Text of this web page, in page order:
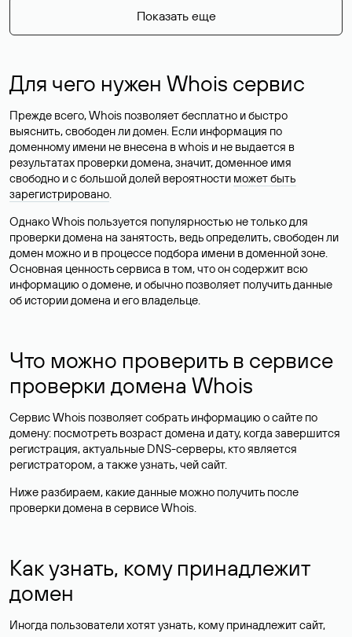
Показать еще
Для чего нужен Whois сервис
Прежде всего, Whois позволяет бесплатно и быстро
выяснить, свободен ли домен. Если информация по
доменному имени не внесена в whois и не выдается в
результатах проверки домена, значит, доменное имя
свободно и с большой долей вероятности может быть
зарегистрировано.
Однако Whois пользуется популярностью не только для
проверки домена на занятость, ведь определить, свободен ли
домен можно и в процессе подбора имени в доменной зоне.
Основная ценность сервиса в том, что он содержит всю
информацию о домене, и обычно позволяет получить данные
об истории домена и его владельце.
Что можно проверить в сервисе
проверки домена Whois
Сервис Whois позволяет собрать информацию о сайте по
домену: посмотреть возраст домена и дату, когда завершится
регистрация, актуальные DNS-серверы, кто является
регистратором, а также узнать, чей сайт.
Ниже разбираем, какие данные можно получить после
проверки домена в сервисе Whois.
Как узнать, кому принадлежит
домен
Иногда пользователи хотят узнать, кому принадлежит сайт,